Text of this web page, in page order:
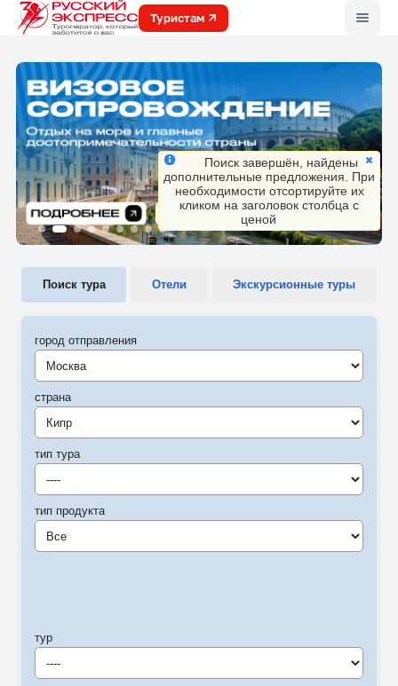
Туристам
Поиск тура Отели Экскурсионные туры
город отправления
Москва
страна
Кипр
тип тура
----
тип продукта
Все
тур
----
Поиск завершён, найдены
дополнительные предложения. При
необходимости отсортируйте их
кликом на заголовок столбца с
ценой